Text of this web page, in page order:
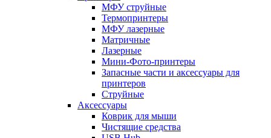
МФУ струйные
Термопринтеры
МФУ лазерные
Матричные
Лазерные
Мини-Фото-принтеры
Запасные части и аксессуары для
принтеров
Струйные
Аксессуары
Коврик для мыши
Чистящие средства